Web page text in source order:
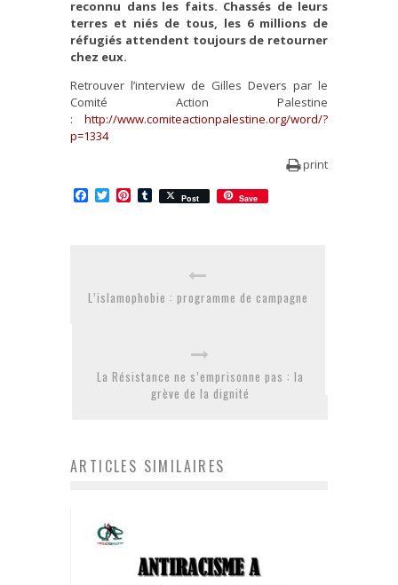
reconnu dans les faits. Chassés de leurs
terres et niés de tous, les 6 millions de
réfugiés attendent toujours de retourner
chez eux.
Retrouver l’interview de Gilles Devers par le
Comité Action Palestine
: http://www.comiteactionpalestine.org/word/?
p=1334
print
Facebook
TwitterPinterest
Tumblr
Post Save
L’islamophobie : programme de campagne
La Résistance ne s’emprisonne pas : la
grève de la dignité
ARTICLES SIMILAIRES